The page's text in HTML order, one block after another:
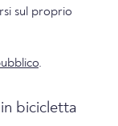
sul proprio
.
bicicletta